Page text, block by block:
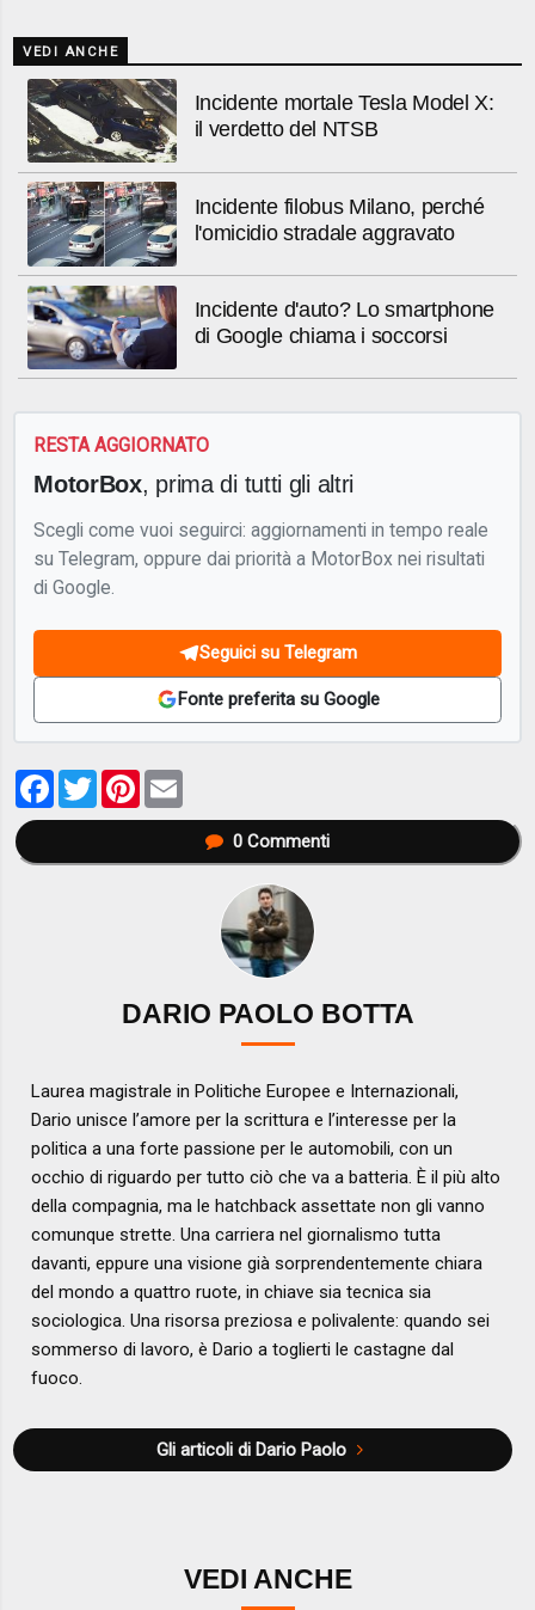
VEDI ANCHE
Incidente mortale Tesla Model X:
il verdetto del NTSB
Incidente filobus Milano, perché
l'omicidio stradale aggravato
Incidente d'auto? Lo smartphone
di Google chiama i soccorsi
RESTA AGGIORNATO
MotorBox, prima di tutti gli altri
Scegli come vuoi seguirci: aggiornamenti in tempo reale
su Telegram, oppure dai priorità a MotorBox nei risultati
di Google.
Seguici su Telegram
Fonte preferita su Google
Facebook
TwitterPinterest
0Commenti
DARIO PAOLO BOTTA
Laurea magistrale in Politiche Europee e Internazionali,
Dario unisce l’amore per la scrittura e l’interesse per la
politica a una forte passione per le automobili, con un
occhio di riguardo per tutto ciò che va a batteria. È il più alto
della compagnia, ma le hatchback assettate non gli vanno
comunque strette. Una carriera nel giornalismo tutta
davanti, eppure una visione già sorprendentemente chiara
del mondo a quattro ruote, in chiave sia tecnica sia
sociologica. Una risorsa preziosa e polivalente: quando sei
sommerso di lavoro, è Dario a toglierti le castagne dal
fuoco.
Gli articoli di Dario Paolo
VEDI ANCHE